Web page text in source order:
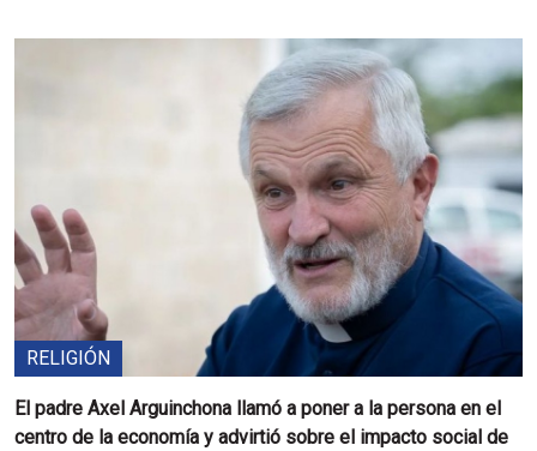
RELIGIÓN
El padre Axel Arguinchona llamó a poner a la persona en el
centro de la economía y advirtió sobre el impacto social de